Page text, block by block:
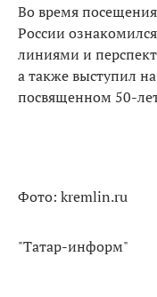
Во время
России
линиями и
а также выступил
посвященном 50-
Фото: kremlin.ru
"Татар-информ"